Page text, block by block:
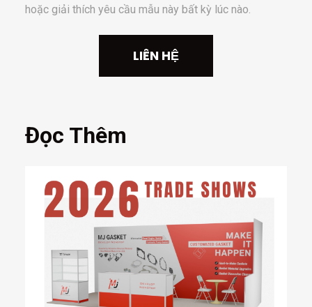
hoặc giải thích yêu cầu mẫu này bất kỳ lúc nào.
LIÊN HỆ
Đọc Thêm